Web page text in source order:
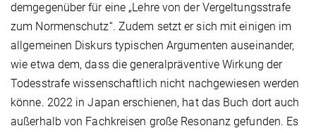
demgegenüber für eine „Lehre von der Vergeltungsstrafe
zum Normenschutz“. Zudem setzt er sich mit einigen im
allgemeinen Diskurs typischen Argumenten auseinander,
wie etwa dem, dass die generalpräventive Wirkung der
Todesstrafe wissenschaftlich nicht nachgewiesen werden
könne. 2022 in Japan erschienen, hat das Buch dort auch
außerhalb von Fachkreisen große Resonanz gefunden. Es